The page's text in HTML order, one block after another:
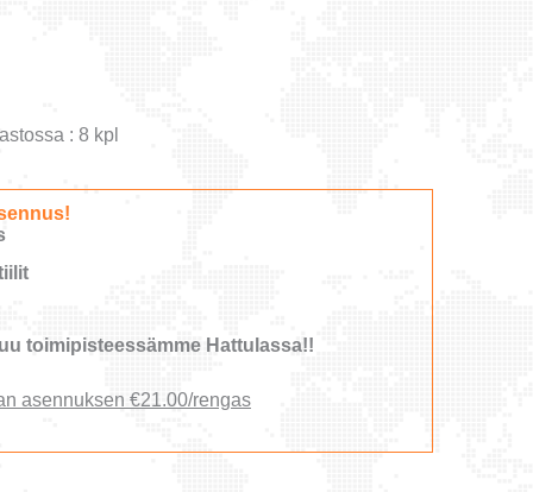
: 8 kpl
toimipisteessämme Hattulassa!!
asennuksen €21.00/rengas